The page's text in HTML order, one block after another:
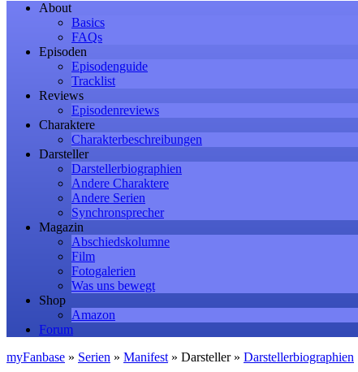
About
Basics
FAQs
Episoden
Episodenguide
Tracklist
Reviews
Episodenreviews
Charaktere
Charakterbeschreibungen
Darsteller
Darstellerbiographien
Andere Charaktere
Andere Serien
Synchronsprecher
Magazin
Abschiedskolumne
Film
Fotogalerien
Was uns bewegt
Shop
Amazon
Forum
myFanbase » Serien » Manifest » Darsteller » Darstellerbiographien